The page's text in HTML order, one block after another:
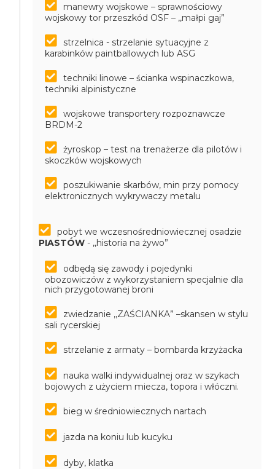
manewry wojskowe – sprawnościowy
wojskowy tor przeszkód OSF – ,,małpi gaj”
strzelnica - strzelanie sytuacyjne z
karabinków paintballowych lub ASG
techniki linowe – ścianka wspinaczkowa,
techniki alpinistyczne
wojskowe transportery rozpoznawcze
BRDM-2
żyroskop – test na trenażerze dla pilotów i
skoczków wojskowych
poszukiwanie skarbów, min przy pomocy
elektronicznych wykrywaczy metalu
pobyt we wczesnośredniowiecznej osadzie
PIASTÓW- ,,historia na żywo”
odbędą się zawody i pojedynki
obozowiczów z wykorzystaniem specjalnie dla
nich przygotowanej broni
zwiedzanie ,,ZAŚCIANKA” –skansen w stylu
sali rycerskiej
strzelanie z armaty – bombarda krzyżacka
nauka walki indywidualnej oraz w szykach
bojowych z użyciem miecza, topora i włóczni.
bieg w średniowiecznych nartach
jazda na koniu lub kucyku
dyby, klatka